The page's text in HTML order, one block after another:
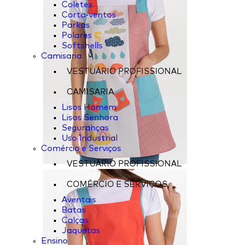
Coletes
Corta-ventos
Parkas
Polares
Softshells
Camisaria
VESTUÁRIO PROFISSIONAL
CAMISARIA
Lisos Homem
Lisos Senhora
Seguranças
Uso Industrial
Comércio e Serviços
VESTUÁRIO PROFISSIONAL
COMÉRCIO E SERVIÇOS
Aventais
Batas
Calças
Jaquetas
Ensino